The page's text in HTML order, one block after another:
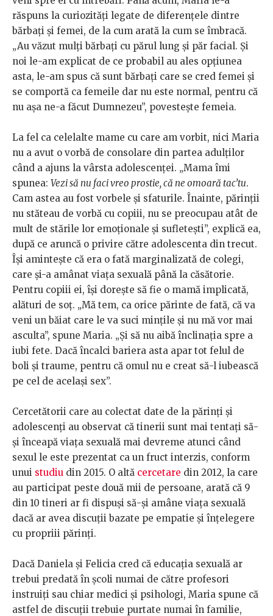
răspuns la curiozități legate de diferențele dintre
bărbați și femei, de la cum arată la cum se îmbracă.
„Au văzut mulți bărbați cu părul lung și păr facial. Și
noi le-am explicat de ce probabil au ales opțiunea
asta, le-am spus că sunt bărbați care se cred femei și
se comportă ca femeile dar nu este normal, pentru că
nu așa ne-a făcut Dumnezeu”, povestește femeia.
La fel ca celelalte mame cu care am vorbit, nici Maria
nu a avut o vorbă de consolare din partea adulților
când a ajuns la vârsta adolescenței. „Mama îmi
spunea: Vezi să nu faci vreo prostie, că ne omoară tac’tu.
Cam astea au fost vorbele și sfaturile. Înainte, părinții
nu stăteau de vorbă cu copiii, nu se preocupau atât de
mult de stările lor emoționale și sufletești”, explică ea,
după ce aruncă o privire către adolescenta din trecut.
Își amintește că era o fată marginalizată de colegi,
care și-a amânat viața sexuală până la căsătorie.
Pentru copiii ei, își dorește să fie o mamă implicată,
alături de soț. „Mă tem, ca orice părinte de fată, că va
veni un băiat care le va suci mințile și nu mă vor mai
asculta”, spune Maria. „Și să nu aibă înclinația spre a
iubi fete. Dacă încalci bariera asta apar tot felul de
boli și traume, pentru că omul nu e creat să-l iubească
pe cel de același sex”.
Cercetătorii care au colectat date de la părinți și
adolescenți au observat că tinerii sunt mai tentați să-
și înceapă viața sexuală mai devreme atunci când
sexul le este prezentat ca un fruct interzis, conform
unui studiu din 2015. O altă cercetare din 2012, la care
au participat peste două mii de persoane, arată că 9
din 10 tineri ar fi dispuși să-și amâne viața sexuală
dacă ar avea discuții bazate pe empatie și înțelegere
cu propriii părinți.
Dacă Daniela și Felicia cred că educația sexuală ar
trebui predată în școli numai de către profesori
instruiți sau chiar medici și psihologi, Maria spune că
astfel de discuții trebuie purtate numai în familie,